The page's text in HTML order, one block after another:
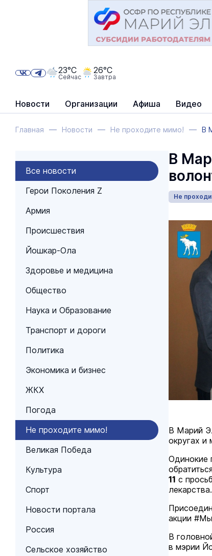
Новости Организации Афиша Видео
23°C
Сейчас
26°C
Завтра
Главная Новости Не проходите мимо! В
Все новости
Герои Поколения Z
Армия
Происшествия
Йошкар-Ола
Здоровье и медицина
Общество
Наука и Образование
Транспорт и дороги
Политика
Экономика и бизнес
ЖКХ
Погода
Не проходите мимо!
Великая Победа
Культура
Спорт
Новости портала
Россия
Сельское хозяйство
В
Не
В Марий
округах и
Одинокие
11 с
лекарства.
акции
В
в мэрии